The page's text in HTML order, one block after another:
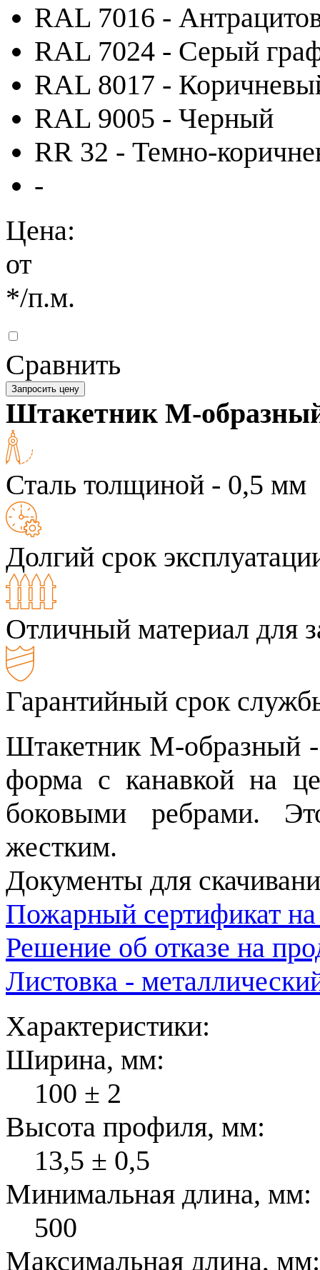
RAL 7016 -
RAL 7024 - Серый
RAL 8017 -
RAL 9005 - Черный
RR 32 - Темно-
-
Цена:
от
*/п.м.
Сравнить
Запросить цену
Штакетник М-
Сталь толщиной - 0,5 мм
Долгий срок
Отличный материал для
Гарантийный срок
Штакетник М-образный
форма с канавкой на
боковыми ребрами.
жестким.
Документы для
Пожарный сертификат
Решение об отказе на
Листовка -
Характеристики:
Ширина, мм:
100 ± 2
Высота профиля, мм:
13,5 ± 0,5
Минимальная длина, мм:
500
Максимальная длина, мм: